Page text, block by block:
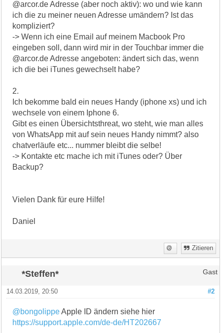
@arcor.de Adresse (aber noch aktiv): wo und wie kann
ich die zu meiner neuen Adresse umändern? Ist das
kompliziert?
-> Wenn ich eine Email auf meinem Macbook Pro
eingeben soll, dann wird mir in der Touchbar immer die
@arcor.de Adresse angeboten: ändert sich das, wenn
ich die bei iTunes gewechselt habe?
2.
Ich bekomme bald ein neues Handy (iphone xs) und ich
wechsele von einem Iphone 6.
Gibt es einen Übersichtsthreat, wo steht, wie man alles
von WhatsApp mit auf sein neues Handy nimmt? also
chatverläufe etc... nummer bleibt die selbe!
-> Kontakte etc mache ich mit iTunes oder? Über
Backup?
Vielen Dank für eure Hilfe!
Daniel
Zitieren
*Steffen* Gast
#2
14.03.2019, 20:50
@bongolippeApple ID ändern siehe hier
https://support.apple.com/de-de/HT202667